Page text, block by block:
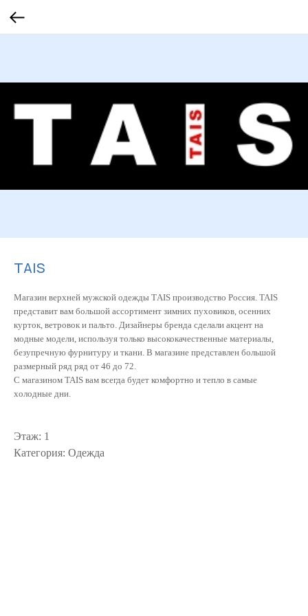
TAIS
Магазин верхней мужской одежды ТAIS производство Россия. TAIS
представит вам большой ассортимент зимних пуховиков, осенних
курток, ветровок и пальто. Дизайнеры бренда сделали акцент на
модные модели, используя только высококачественные материалы,
безупречную фурнитуру и ткани. В магазине представлен большой
размерный ряд ряд от 46 до 72.
С магазином TAIS вам всегда будет комфортно и тепло в самые
холодные дни.
Этаж: 1
Категория: Одежда